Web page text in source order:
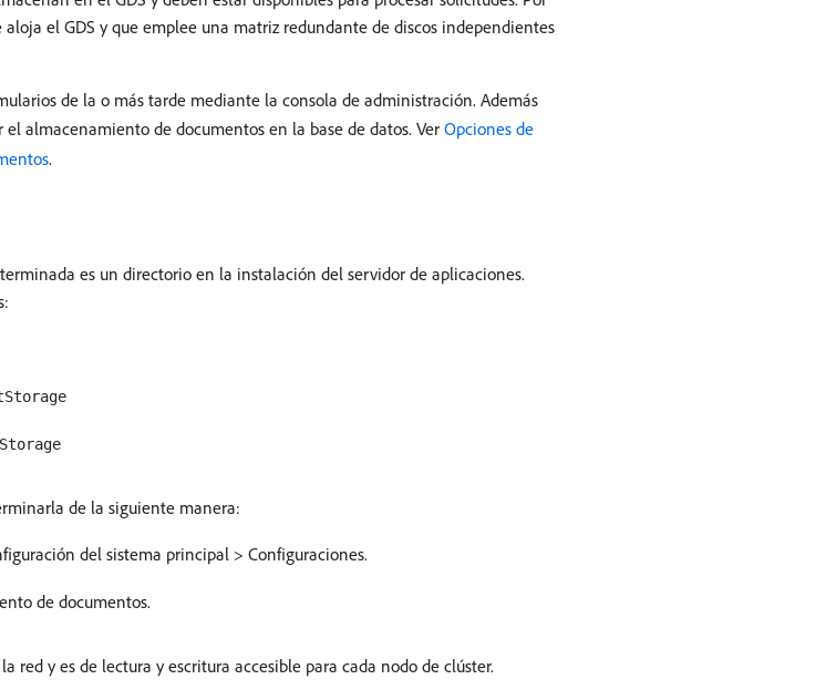
el GDS y que emplee una matriz redundante de discos independientes
de la o más tarde mediante la consola de administración. Además
almacenamiento de documentos en la base de datos. Ver Opciones de
.
es un directorio en la instalación del servidor de aplicaciones.
de la siguiente manera:
del sistema principal > Configuraciones.
de documentos.
y es de lectura y escritura accesible para cada nodo de clúster.